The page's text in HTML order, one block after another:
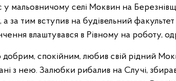
у мальовничому селі Моквин на
за тим вступив на будівельний
влаштувався в Рівному на роботу,
спокійним, любив свій рідний
з нею. Залюбки рибалив на Случі,